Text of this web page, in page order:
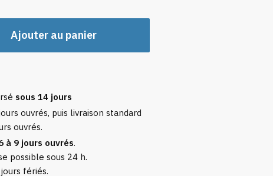
Ajouter au panier
sous 14 jours
ouvrés, puis livraison standard
ouvrés.
à 9 jours ouvrés.
possible sous 24 h.
fériés.